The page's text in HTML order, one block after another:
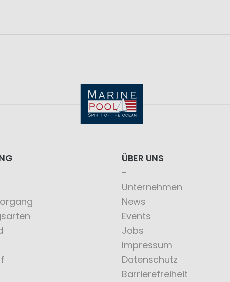
ÜBER UNS
Unternehmen
News
Events
Jobs
Impressum
Datenschutz
Barrierefreiheit